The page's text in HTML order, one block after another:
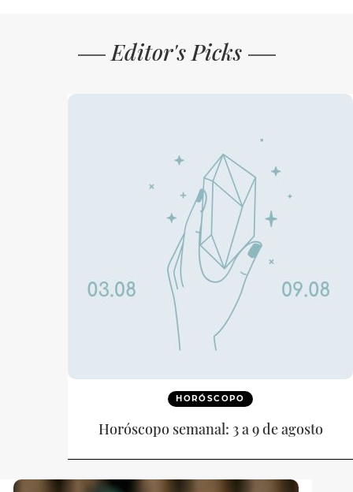
Editor's Picks
HORÓSCOPO
Horóscopo semanal: 3 a 9 de agosto